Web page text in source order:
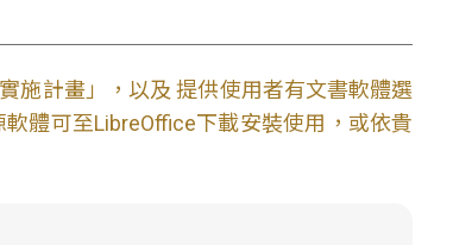
施計畫」，以及 提供使用者有文書軟體選
體可至LibreOffice下載安裝使用，或依貴